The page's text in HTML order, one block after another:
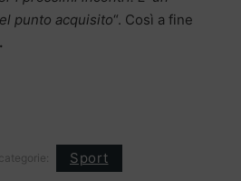
punto acquisito“. Così a fine
Sport